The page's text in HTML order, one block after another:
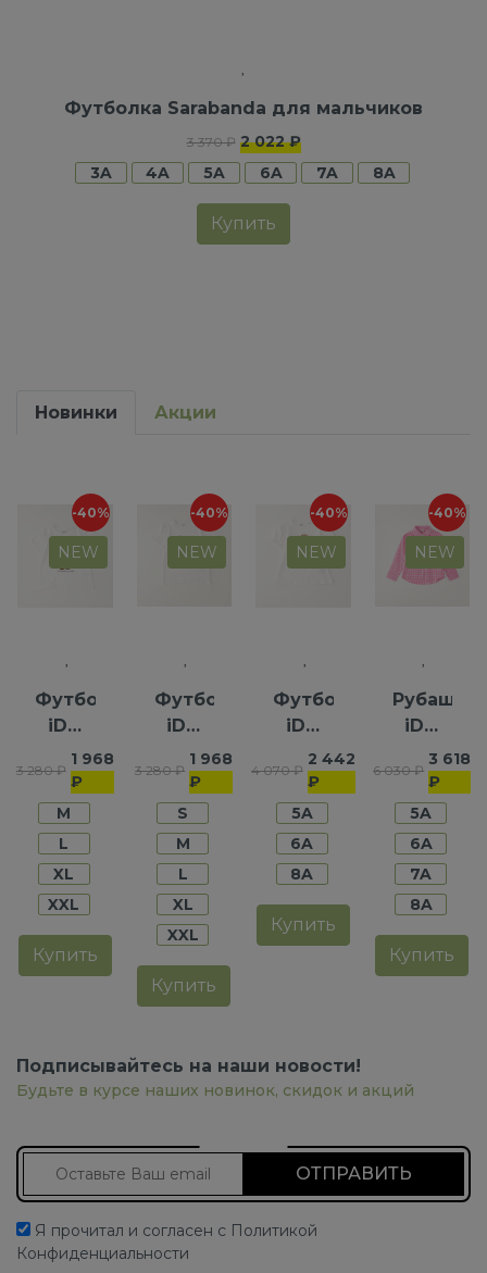
Футболка Sarabanda для мальчиков
3 370 ₽ 2 022 ₽
3A
4A 5A 6A 7A 8A
Купить
Новинки Акции
-40%
NEW
Футболка
iDO
для
девочек
3 280 ₽
1 968
₽
M
L
XL
XXL
Купить
-40%
NEW
Футболка
iDO
для
мальчиков
3 280 ₽
1 968
₽
S
M
L
XL
XXL
Купить
-40%
NEW
Футболка
iDO
для
девочек
4 070 ₽
2 442
₽
5A
6A
8A
Купить
-40%
NEW
Рубашка
iDO
для
девочек
6 030 ₽
3 618
₽
5A
6A
7A
8A
Купить
Подписывайтесь на наши новости!
Будьте в курсе наших новинок, скидок и акций
Я прочитал и согласен с Политикой
Конфиденциальности